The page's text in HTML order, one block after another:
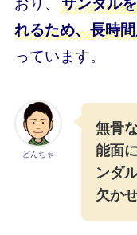
おり、 サンダル
れるため、長時
っています。
どんちゃ
無骨
能面
ンダ
欠か